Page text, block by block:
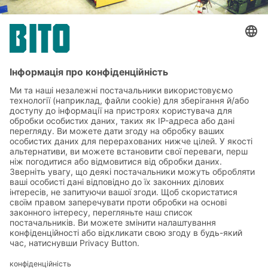
2000
У червні 2000 року виробництво пластику
переміщується до Лаутерекена.